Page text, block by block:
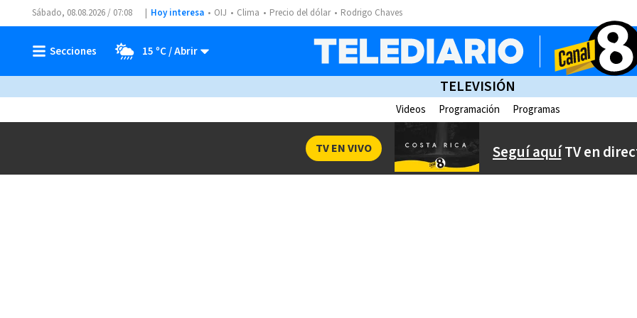
Sábado, 08.08.2026 / 07:08 Hoy interesa OIJ Clima Precio del dólar Rodrigo Chaves
15 ºC
TELEVISIÓN
Videos Programación Programas
Seguí aquíTV en
TV EN VIVO